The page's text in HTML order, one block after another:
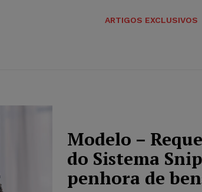
ARTIGOS EXCLUSIVOS
Modelo –
do Sistema
penhora de